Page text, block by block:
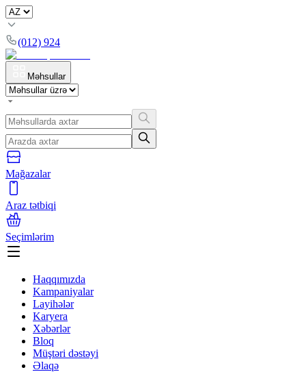
(012) 924
Məhsullar
Mağazalar
Araz tətbiqi
Seçimlərim
Haqqımızda
Kampaniyalar
Layihələr
Karyera
Xəbərlər
Bloq
Müştəri dəstəyi
Əlaqə